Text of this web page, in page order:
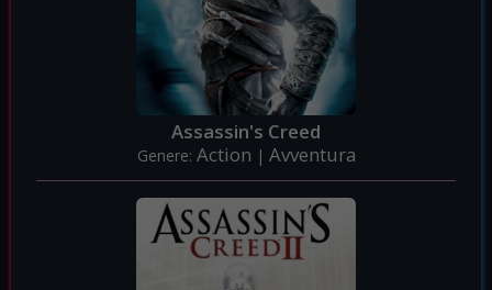
Assassin's Creed
Genere: Action | Avventura